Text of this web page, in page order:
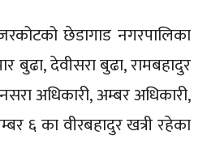
छेडागाड नगरपालिका
बुढा, देवीसरा बुढा, रामबहादुर
अधिकारी, अम्बर अधिकारी,
६ का वीरबहादुर खत्री रहेका